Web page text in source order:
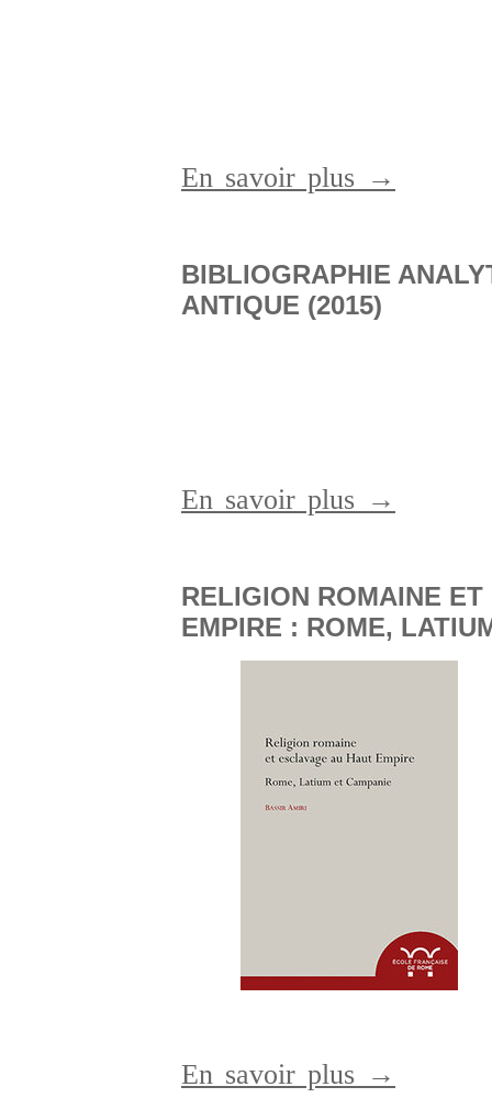
En savoir plus →
BIBLIOGRAPHIE
ANTIQUE (2015)
En savoir plus →
RELIGION ROMAINE
EMPIRE : ROME,
En savoir plus →